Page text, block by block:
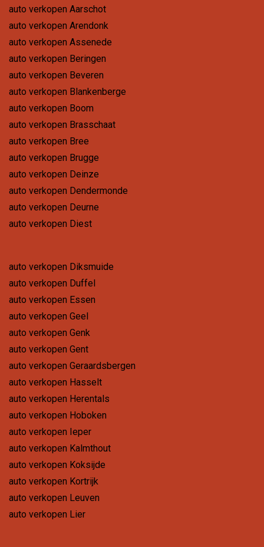
auto verkopen Aarschot
auto verkopen Arendonk
auto verkopen Assenede
auto verkopen Beringen
auto verkopen Beveren
auto verkopen Blankenberge
auto verkopen Boom
auto verkopen Brasschaat
auto verkopen Bree
auto verkopen Brugge
auto verkopen Deinze
auto verkopen Dendermonde
auto verkopen Deurne
auto verkopen Diest
auto verkopen Diksmuide
auto verkopen Duffel
auto verkopen Essen
auto verkopen Geel
auto verkopen Genk
auto verkopen Gent
auto verkopen Geraardsbergen
auto verkopen Hasselt
auto verkopen Herentals
auto verkopen Hoboken
auto verkopen Ieper
auto verkopen Kalmthout
auto verkopen Koksijde
auto verkopen Kortrijk
auto verkopen Leuven
auto verkopen Lier